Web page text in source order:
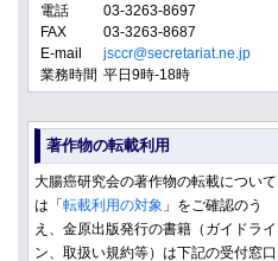
電話
03-3263-8697
FAX
03-3263-8687
E-mail
jsccr@secretariat.ne.jp
業務時間 平日9時-18時
著作物の転載利用
大腸癌研究会の著作物の転載について
は「転載利用の対象 」をご確認のう
え、金原出版発行の書籍（ガイドライ
ン、取扱い規約等）は下記の受付窓口